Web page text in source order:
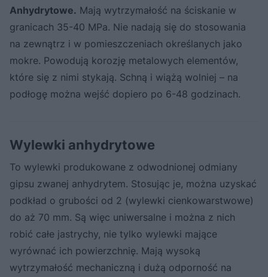
Anhydrytowe. Mają wytrzymałość na ściskanie w
granicach 35-40 MPa. Nie nadają się do stosowania
na zewnątrz i w pomieszczeniach określanych jako
mokre. Powodują korozję metalowych elementów,
które się z nimi stykają. Schną i wiążą wolniej – na
podłogę można wejść dopiero po 6-48 godzinach.
Wylewki anhydrytowe
To wylewki produkowane z odwodnionej odmiany
gipsu zwanej anhydrytem. Stosując je, można uzyskać
podkład o grubości od 2 (wylewki cienkowarstwowe)
do aż 70 mm. Są więc uniwersalne i można z nich
robić całe jastrychy, nie tylko wylewki mające
wyrównać ich powierzchnię. Mają wysoką
wytrzymałość mechaniczną i dużą odporność na